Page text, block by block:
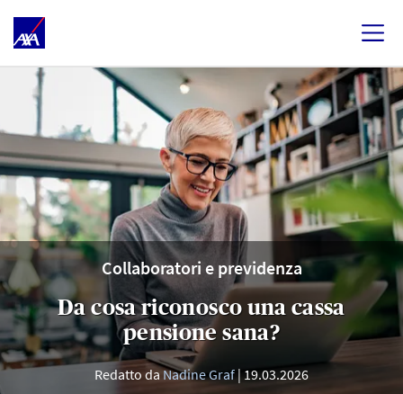
Collaboratori e previdenza
Da cosa riconosco una cassa
pensione sana?
Redatto daNadine Graf 19.03.2026